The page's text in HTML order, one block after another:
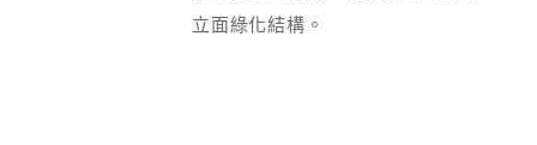
立面綠化結構。